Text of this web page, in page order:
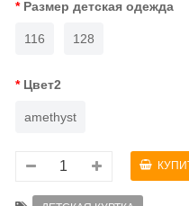
Размер детская одежда
116 128
Цвет2
amethyst